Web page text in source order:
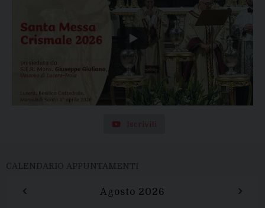
Iscriviti
CALENDARIO APPUNTAMENTI
‹ Agosto 2026 ›